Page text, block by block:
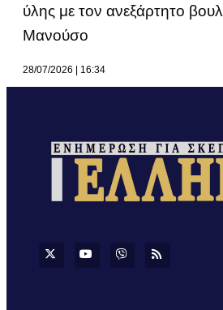
ύλης με τον ανεξάρτητο
Μανούσο
28/07/2026 16:34